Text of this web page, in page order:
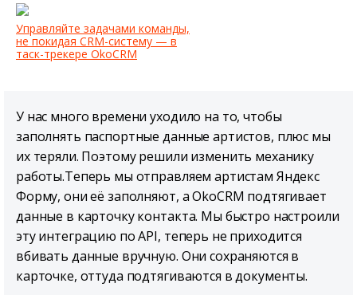
Управляйте задачами команды,
не покидая CRM-систему — в
таск-трекере OkoCRM
У нас много времени уходило на то, чтобы
заполнять паспортные данные артистов, плюс мы
их теряли. Поэтому решили изменить механику
работы.Теперь мы отправляем артистам Яндекс
Форму, они её заполняют, а OkoCRM подтягивает
данные в карточку контакта. Мы быстро настроили
эту интеграцию по API, теперь не приходится
вбивать данные вручную. Они сохраняются в
карточке, оттуда подтягиваются в документы.